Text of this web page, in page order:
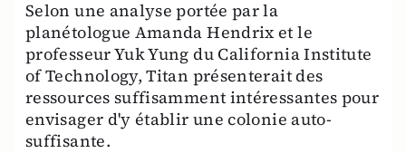
Selon une analyse portée par la
planétologue Amanda Hendrix et le
professeur Yuk Yung du California Institute
of Technology, Titan présenterait des
ressources suffisamment intéressantes pour
envisager d'y établir une colonie auto-
suffisante.